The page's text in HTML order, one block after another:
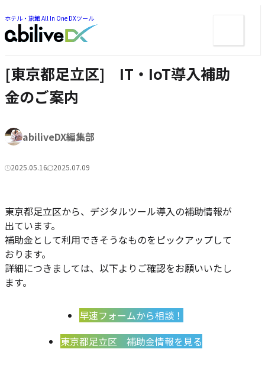
ホテル・旅館 All In One DXツール
ま
で
ジ
プ
で
ジ
ャ
ュ
ー
[東京都足立区] IT・IoT導入補助
金のご案内
著
者:
abiliveDX編集部
公2025.05.16更2025.07.09
リ
東京都足立区から、デジタルツール導入の補助情報が
出ています。
補助金として利用できそうなものをピックアップして
おります。
詳細につきましては、以下よりご確認をお願いいたし
ます。
早速フォームから相談！
東京都足立区 補助金情報を見る